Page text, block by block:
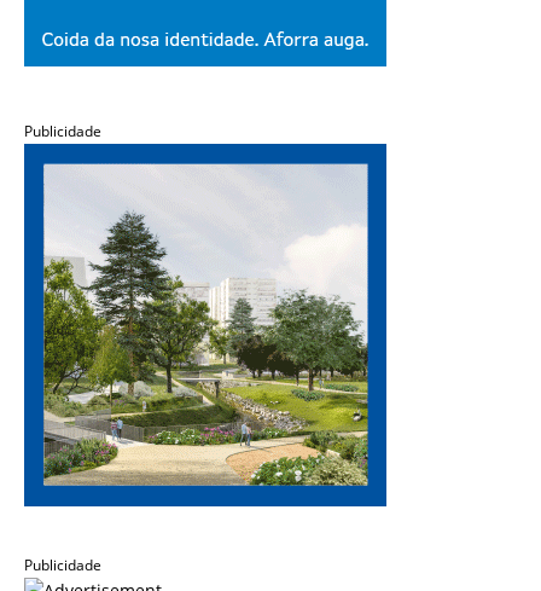
Publicidade
Publicidade